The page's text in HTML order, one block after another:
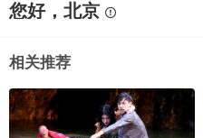
您好，北京
相关推荐